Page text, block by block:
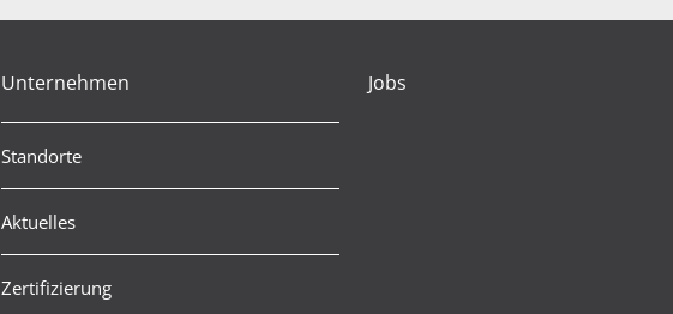
Unternehmen
Standorte
Aktuelles
Zertifizierung
Jobs